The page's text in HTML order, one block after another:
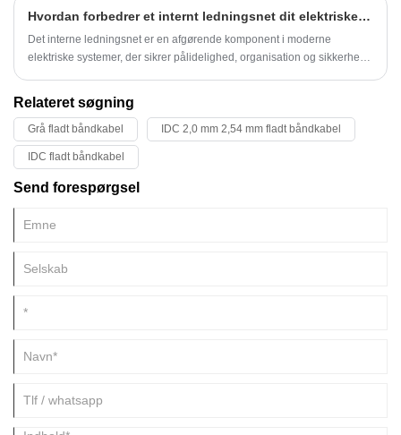
Hvordan forbedrer et internt ledningsnet dit elektriske system?
Det interne ledningsnet er en afgørende komponent i moderne
elektriske systemer, der sikrer pålidelighed, organisation og sikkerhed.
problemer. Den er designet til at guide ingeniører, teknikere og
entusiaster til at træffe informerede beslutninger, når de skal vælge og
vedligeholde ledningsnet til køretøjer, maskiner og andre elektroniske
Relateret søgning
Grå fladt båndkabel IDC 2,0 mm 2,54 mm fladt båndkabel
IDC fladt båndkabel
Send forespørgsel